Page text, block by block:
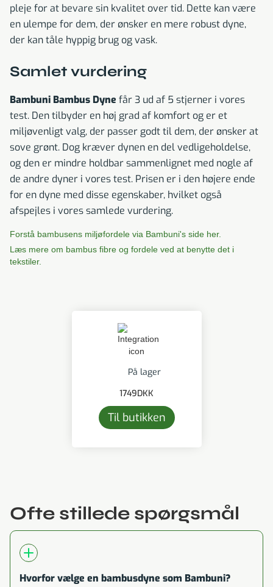
pleje for at bevare sin kvalitet over tid. Dette kan være
en ulempe for dem, der ønsker en mere robust dyne,
der kan tåle hyppig brug og vask.
Samlet vurdering
Bambuni Bambus Dyne får 3 ud af 5 stjerner i vores
test. Den tilbyder en høj grad af komfort og er et
miljøvenligt valg, der passer godt til dem, der ønsker at
sove grønt. Dog kræver dynen en del vedligeholdelse,
og den er mindre holdbar sammenlignet med nogle af
de andre dyner i vores test. Prisen er i den højere ende
for en dyne med disse egenskaber, hvilket også
afspejles i vores samlede vurdering.
Forstå bambusens miljøfordele via Bambuni's side her.
Læs mere om bambus fibre og fordele ved at benytte det i
tekstiler.
På lager
1749DKK
Til butikken
Ofte stillede spørgsmål
Hvorfor vælge en bambusdyne som Bambuni?